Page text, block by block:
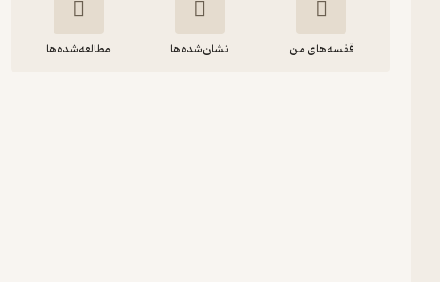
قفسه‌های من نشان‌شده‌ها مطالعه‌شده‌ها